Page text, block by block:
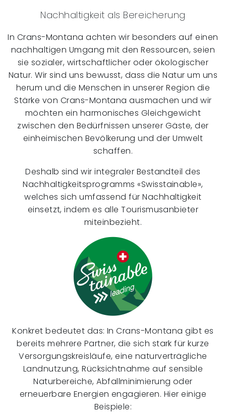
Nachhaltigkeit als Bereicherung
In Crans-Montana achten wir besonders auf einen
nachhaltigen Umgang mit den Ressourcen, seien
sie sozialer, wirtschaftlicher oder ökologischer
Natur. Wir sind uns bewusst, dass die Natur um uns
herum und die Menschen in unserer Region die
Stärke von Crans-Montana ausmachen und wir
möchten ein harmonisches Gleichgewicht
zwischen den Bedürfnissen unserer Gäste, der
einheimischen Bevölkerung und der Umwelt
schaffen.
Deshalb sind wir integraler Bestandteil des
Nachhaltigkeitsprogramms «Swisstainable»,
welches sich umfassend für Nachhaltigkeit
einsetzt, indem es alle Tourismusanbieter
miteinbezieht.
Konkret bedeutet das: In Crans-Montana gibt es
bereits mehrere Partner, die sich stark für kurze
Versorgungskreisläufe, eine naturverträgliche
Landnutzung, Rücksichtnahme auf sensible
Naturbereiche, Abfallminimierung oder
erneuerbare Energien engagieren. Hier einige
Beispiele: